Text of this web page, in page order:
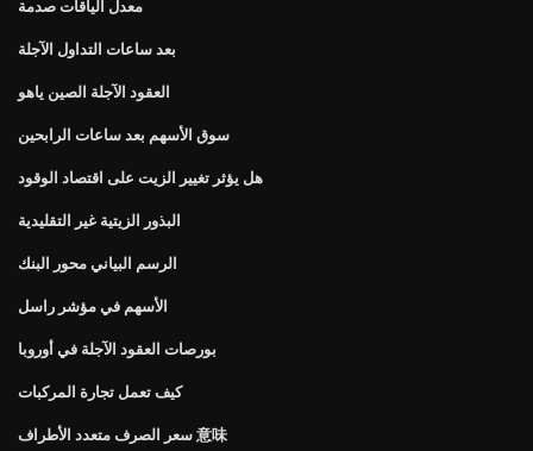
معدل الياقات صدمة
بعد ساعات التداول الآجلة
العقود الآجلة الصين ياهو
سوق الأسهم بعد ساعات الرابحين
هل يؤثر تغيير الزيت على اقتصاد الوقود
البذور الزيتية غير التقليدية
الرسم البياني محور البنك
الأسهم في مؤشر راسل
بورصات العقود الآجلة في أوروبا
كيف تعمل تجارة المركبات
سعر الصرف متعدد الأطراف 意味